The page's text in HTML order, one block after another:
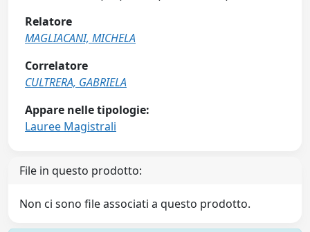
Relatore
MAGLIACANI, MICHELA
Correlatore
CULTRERA, GABRIELA
Appare nelle tipologie:
Lauree Magistrali
File in questo prodotto:
Non ci sono file associati a questo prodotto.